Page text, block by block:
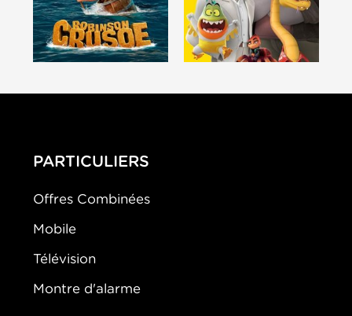
PARTICULIERS
Offres Combinées
Mobile
Télévision
Montre d'alarme